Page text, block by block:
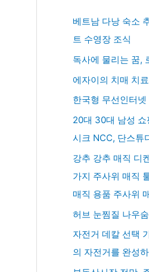
베트남 다낭 숙소
트 수영장 조식
독사에 물리는 꿈,
에자이의 치매 치
한국형 무선인터넷
20대 30대 남성
시크 NCC, 단스튜
강추 강추 매직 디
가지 주사위 매직
매직 용품 주사위
허브 눈찜질 나우
자전거 데칼 선택
의 자전거를 완성